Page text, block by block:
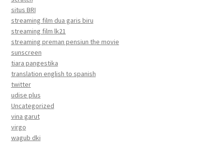
situs BRI
streaming film dua garis biru
streaming film lk21
streaming preman pensiun the movie
sunscreen
tiara pangestika
translation english to spanish
twitter
udise plus
Uncategorized
vina garut
virgo
wagub dki